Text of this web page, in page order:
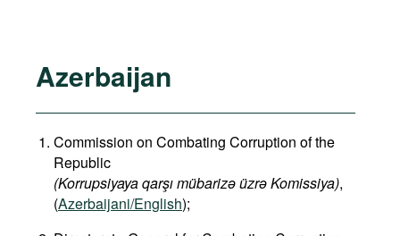
Azerbaijan
Commission on Combating Corruption of the
Republic
(Korrupsiyaya qarşı mübarizə üzrə Komissiya),
(Azerbaijani/English);